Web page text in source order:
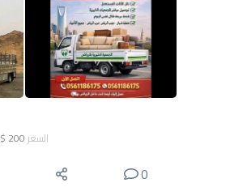
السعر 200
$
0